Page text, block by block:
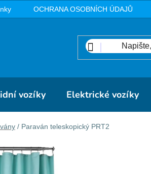
OCHRANA OSOBNÍCH ÚDAJŮ
vozíky Elektrické vozíky
/ Paraván teleskopický PRT2